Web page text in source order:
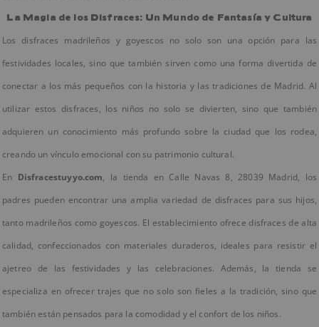
La Magia de los Disfraces: Un Mundo de Fantasía y Cultura
Los disfraces madrileños y goyescos no solo son una opción para las
festividades locales, sino que también sirven como una forma divertida de
conectar a los más pequeños con la historia y las tradiciones de Madrid. Al
utilizar estos disfraces, los niños no solo se divierten, sino que también
adquieren un conocimiento más profundo sobre la ciudad que los rodea,
creando un vínculo emocional con su patrimonio cultural.
En Disfracestuyyo.com, la tienda en Calle Navas 8, 28039 Madrid, los
padres pueden encontrar una amplia variedad de disfraces para sus hijos,
tanto madrileños como goyescos. El establecimiento ofrece disfraces de alta
calidad, confeccionados con materiales duraderos, ideales para resistir el
ajetreo de las festividades y las celebraciones. Además, la tienda se
especializa en ofrecer trajes que no solo son fieles a la tradición, sino que
también están pensados para la comodidad y el confort de los niños.